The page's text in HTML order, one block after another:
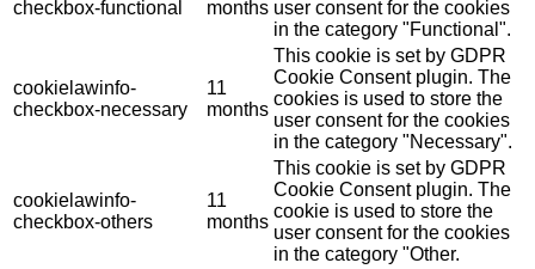
checkbox-functional
months user consent for the cookies
in the category "Functional".
cookielawinfo-
checkbox-necessary
11
months
This cookie is set by GDPR
Cookie Consent plugin. The
cookies is used to store the
user consent for the cookies
in the category "Necessary".
cookielawinfo-
checkbox-others
11
months
This cookie is set by GDPR
Cookie Consent plugin. The
cookie is used to store the
user consent for the cookies
in the category "Other.